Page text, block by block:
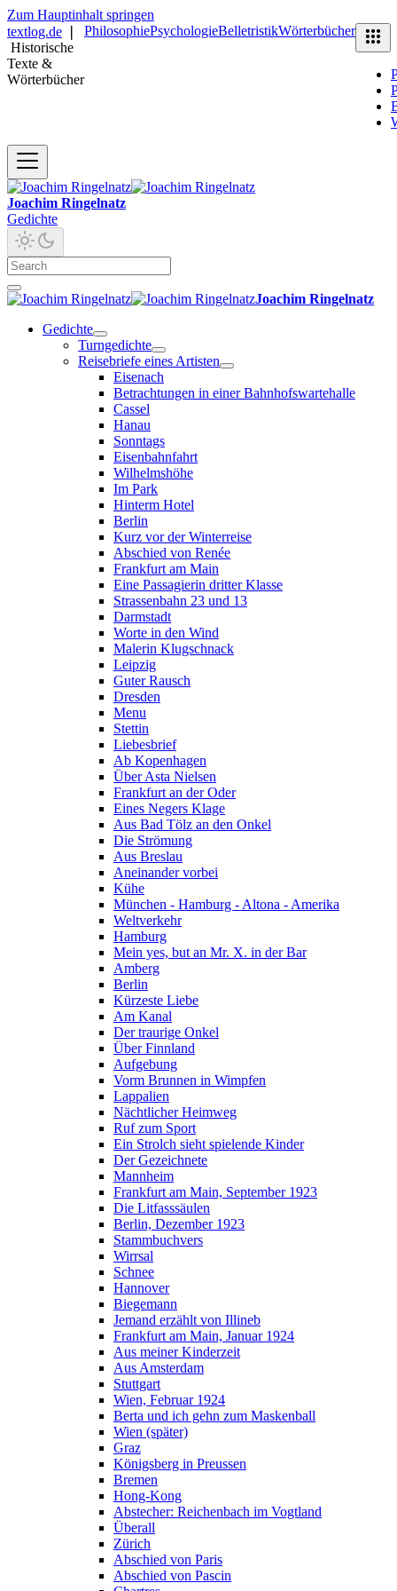
Zum Hauptinhalt springen
textlog.de
Historische
Texte &
Wörterbücher
PhilosophiePsychologieBelletristikWörterbücher
Joachim Ringelnatz
Gedichte
Joachim Ringelnatz
Gedichte
Turngedichte
Reisebriefe eines Artisten
Eisenach
Betrachtungen in einer Bahnhofswartehalle
Cassel
Hanau
Sonntags
Eisenbahnfahrt
Wilhelmshöhe
Im Park
Hinterm Hotel
Berlin
Kurz vor der Winterreise
Abschied von Renée
Frankfurt am Main
Eine Passagierin dritter Klasse
Strassenbahn 23 und 13
Darmstadt
Worte in den Wind
Malerin Klugschnack
Leipzig
Guter Rausch
Dresden
Menu
Stettin
Liebesbrief
Ab Kopenhagen
Über Asta Nielsen
Frankfurt an der Oder
Eines Negers Klage
Aus Bad Tölz an den Onkel
Die Strömung
Aus Breslau
Aneinander vorbei
Kühe
München - Hamburg - Altona - Amerika
Weltverkehr
Hamburg
Mein yes, but an Mr. X. in der Bar
Amberg
Berlin
Kürzeste Liebe
Am Kanal
Der traurige Onkel
Über Finnland
Aufgebung
Vorm Brunnen in Wimpfen
Lappalien
Nächtlicher Heimweg
Ruf zum Sport
Ein Strolch sieht spielende Kinder
Der Gezeichnete
Mannheim
Frankfurt am Main, September 1923
Die Litfasssäulen
Berlin, Dezember 1923
Stammbuchvers
Wirrsal
Schnee
Hannover
Biegemann
Jemand erzählt von Illineb
Frankfurt am Main, Januar 1924
Aus meiner Kinderzeit
Aus Amsterdam
Stuttgart
Wien, Februar 1924
Berta und ich gehn zum Maskenball
Wien (später)
Graz
Königsberg in Preussen
Bremen
Hong-Kong
Abstecher: Reichenbach im Vogtland
Überall
Zürich
Abschied von Paris
Abschied von Pascin